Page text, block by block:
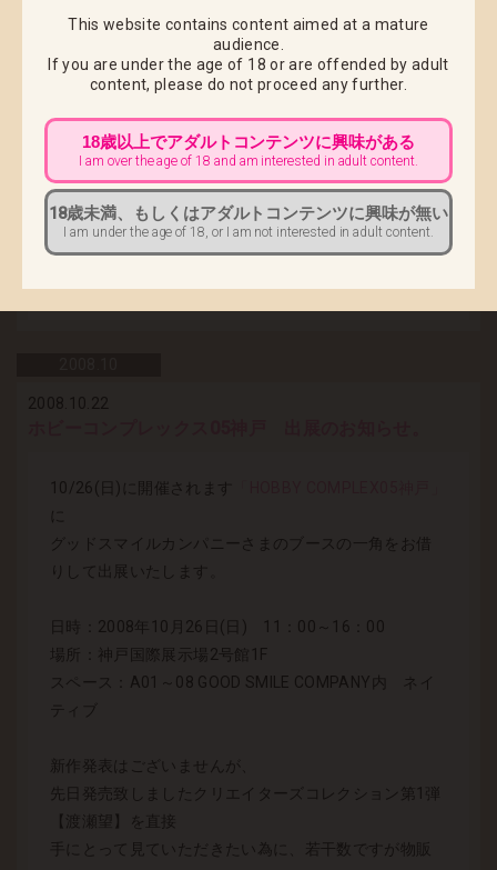
せていただきます。
今回用意させていただいた数量は【100pcs】、大変少
量ですので、予約数いっぱいとなり次第、終了とさせ
ていただきます。※発売出荷予定日は2008年11月末を
予定しております。
前回買い逃したお客様、もう1個おかわり！のお客様、
皆様のご来店を心よりお待ちしております。
また新商品情報は当サイトにて随時更新発表してまい
2008.10.22
10/26(日)に開催されます
グッドスマイルカンパニーさまのブースの一角をお借
りして出展いたします。
日時：2008年10月26日(日) 11：00～16：00
場所：神戸国際展示場2号館1F
スペース：A01～08 GOOD SMILE COMPANY内 ネイ
新作発表はございませんが、
先日発売致しましたクリエイターズコレクション第1弾
【渡瀬望】を直接
手にとって見ていただきたい為に、若干数ですが物販
This website contains content aimed at a mature
audience.
If you are under the age of 18 or are offended by adult
content,please do not proceed any further.
18歳以上でアダルトコンテンツに興味がある
I am over the age of 18 and am interested in adult content.
18歳未満、もしくはアダルトコンテンツに興味が無い
I am under the age of 18, or I am not interested in adult content.